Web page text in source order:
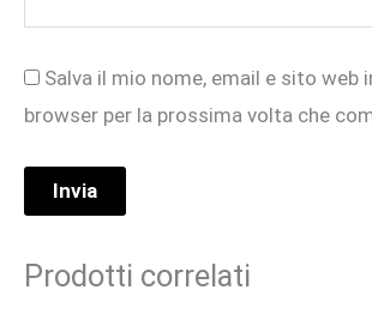
Salva il mio nome, email e sito web
browser per la prossima volta che
Prodotti correlati